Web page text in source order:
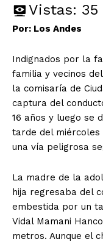
Vistas: 35
Por: Los Andes
Indignados por la
familia y vecinos
la comisaría de
captura del
16 años y luego se
tarde del miércoles
una vía peligrosa
La madre de la
hija regresaba del
embestida por un
Vidal Mamani
metros. Aunque el